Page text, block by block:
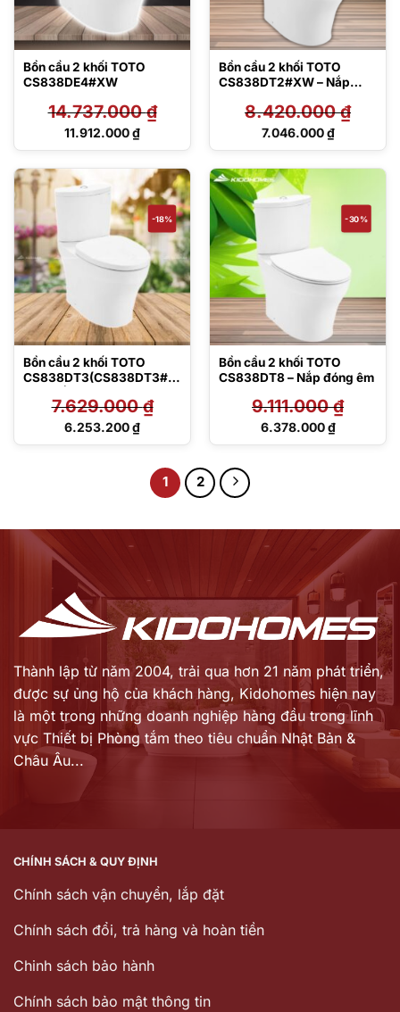
Bồn cầu 2 khối TOTO
CS838DE4#XW
14.737.000₫
Giá
14.737.000 ₫.
11.912.000₫
Giá
là:
11.912.000 ₫.
Bồn cầu 2 khối TOTO
CS838DT2#XW – Nắp
8.420.000₫
Giá
8.420.000 ₫.
7.046.000₫
Giá
tại
là:
7.046.000 ₫.
-18%
Bồn cầu 2 khối TOTO
CS838DT3(CS838DT3#X
7.629.000₫
Giá
7.629.000 ₫.
6.253.200₫
Giá
6.253.200 ₫.
-30%
Bồn cầu 2 khối TOTO
CS838DT8 – Nắp đóng êm
9.111.000₫
Giá
6.378.000₫
Giá
1 2
Thành lập từ năm 2004, trải qua hơn 21 năm phát triển,
được sự ủng hộ của khách hàng, Kidohomes hiện nay
là một trong những doanh nghiệp hàng đầu trong lĩnh
vực Thiết bị Phòng tắm theo tiêu chuẩn Nhật Bản &
Châu Âu...
CHÍNH SÁCH & QUY ĐỊNH
Chính sách vận chuyển, lắp đặt
Chính sách đổi, trả hàng và hoàn tiền
Chinh sách bảo hành
Chính sách bảo mật thông tin